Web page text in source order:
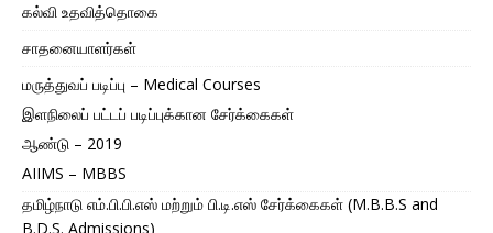
கல்வி உதவித்தொகை
சாதனையாளர்கள்
மருத்துவப் படிப்பு – Medical Courses
இளநிலைப் பட்டப் படிப்புக்கான சேர்க்கைகள்
ஆண்டு – 2019
AIIMS – MBBS
தமிழ்நாடு எம்.பி.பி.எஸ் மற்றும் பி.டி.எஸ் சேர்க்கைகள் (M.B.B.S and
B.D.S. Admissions)